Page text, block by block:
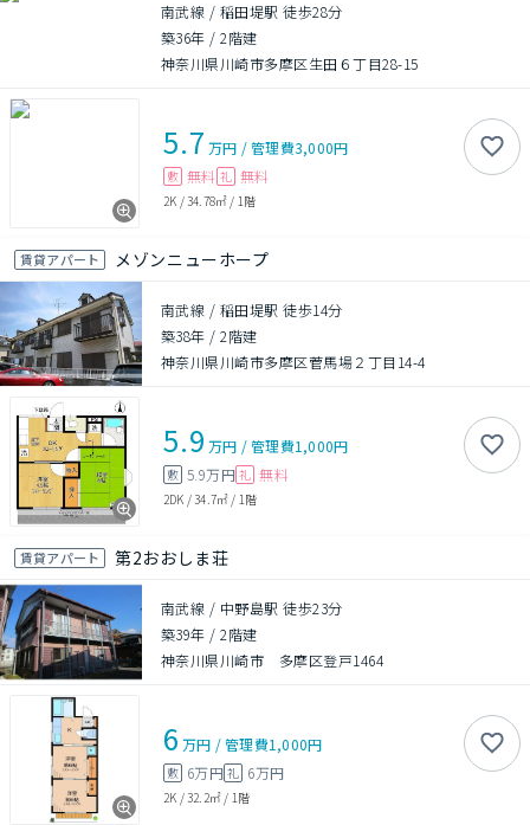
南武線 / 稲田堤駅 徒歩28分
築36年 /2階建
神奈川県川崎市多摩区生田６丁目28-15
5.7 万円 /管理費3,000円
敷 無料 礼 無料
2K /34.78㎡ / 1階
賃貸アパート メゾンニューホープ
南武線 / 稲田堤駅 徒歩14分
築38年 /2階建
神奈川県川崎市多摩区菅馬場２丁目14-4
5.9 万円 /管理費1,000円
敷 5.9万円 礼 無料
2DK /34.7㎡ / 1階
賃貸アパート 第2おおしま荘
南武線 / 中野島駅 徒歩23分
築39年 /2階建
神奈川県川崎市 多摩区登戸1464
6 万円 /管理費1,000円
敷 6万円礼 6万円
2K /32.2㎡ / 1階